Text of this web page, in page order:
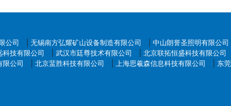
公司 无锡南方弘耀矿山设备制造有限公司 中山朗誉圣照明有限公司
科技有限公司 武汉市廷尊技术有限公司 北京联拓恒盛科技有限公司
限公司 北京蜚胜科技有限公司 上海思羲森信息科技有限公司 东